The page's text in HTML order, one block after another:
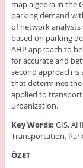
map algebra in the
parking demand
of network
based on parking
AHP approach to
for accurate and
second approach is
that determines
applied to
urbanization.
Key Words: GIS,
Transportation,
ÖZET